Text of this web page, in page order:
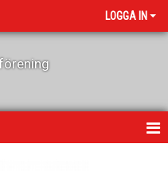
LOGGA IN